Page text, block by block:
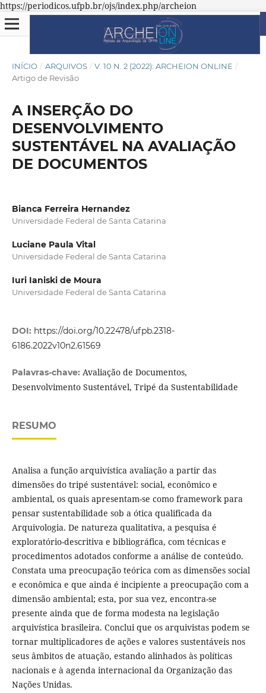
https://periodicos.ufpb.br/ojs/index.php/archeion
INÍCIO / ARQUIVOS / V. 10 N. 2 (2022): ARCHEION ONLINE /
Artigo de Revisão
A INSERÇÃO DO
DESENVOLVIMENTO
SUSTENTÁVEL NA AVALIAÇÃO
DE DOCUMENTOS
Bianca Ferreira Hernandez
Universidade Federal de Santa Catarina
Luciane Paula Vital
Universidade Federal de Santa Catarina
Iuri Ianiski de Moura
Universidade Federal de Santa Catarina
DOI: https://doi.org/10.22478/ufpb.2318-
6186.2022v10n2.61569
Palavras-chave: Avaliação de Documentos,
Desenvolvimento Sustentável, Tripé da Sustentabilidade
RESUMO
Analisa a função arquivística avaliação a partir das
dimensões do tripé sustentável: social, econômico e
ambiental, os quais apresentam-se como framework para
pensar sustentabilidade sob a ótica qualificada da
Arquivologia. De natureza qualitativa, a pesquisa é
exploratório-descritiva e bibliográfica, com técnicas e
procedimentos adotados conforme a análise de conteúdo.
Constata uma preocupação teórica com as dimensões social
e econômica e que ainda é incipiente a preocupação com a
dimensão ambiental; esta, por sua vez, encontra-se
presente ainda que de forma modesta na legislação
arquivística brasileira. Conclui que os arquivistas podem se
tornar multiplicadores de ações e valores sustentáveis nos
seus âmbitos de atuação, estando alinhados às políticas
nacionais e à agenda internacional da Organização das
Nações Unidas.